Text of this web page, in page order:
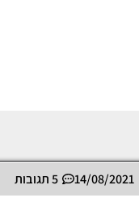
14/08/2021 5 תגובות